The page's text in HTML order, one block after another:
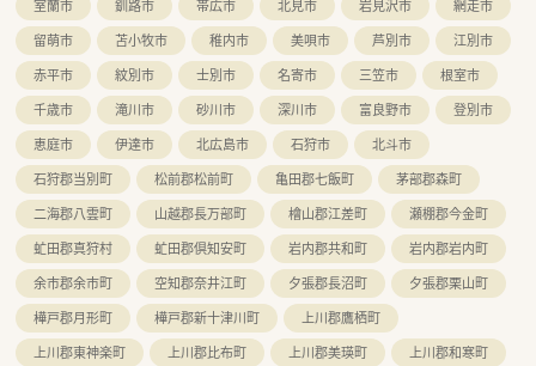
室蘭市 釧路市 帯広市 北見市 岩見沢市
網走市
留萌市
苫小牧市 稚内市 美唄市 芦別市
江別市
赤平市
紋別市 士別市 名寄市 三笠市
根室市
千歳市
滝川市 砂川市 深川市 富良野市
登別市
恵庭市
伊達市 北広島市 石狩市
北斗市
石狩郡当別町
松前郡松前町 亀田郡七飯町
茅部郡森町
二海郡八雲町
山越郡長万部町 檜山郡江差町
瀬棚郡今金町
虻田郡真狩村
虻田郡倶知安町 岩内郡共和町
岩内郡岩内町
余市郡余市町
空知郡奈井江町 夕張郡長沼町
夕張郡栗山町
樺戸郡月形町
樺戸郡新十津川町
上川郡鷹栖町
上川郡東神楽町
上川郡比布町 上川郡美瑛町
上川郡和寒町